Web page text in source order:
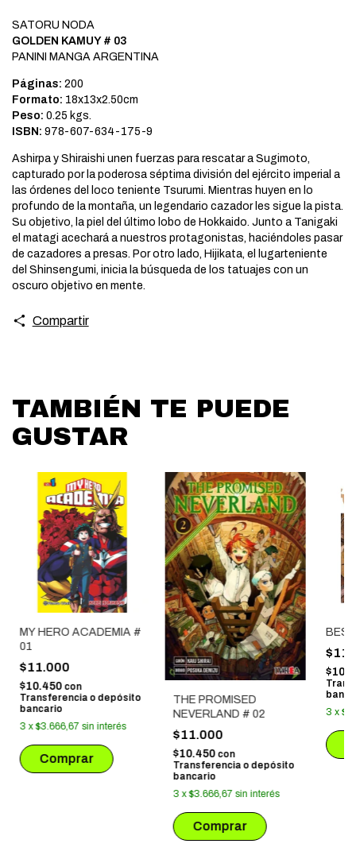
SATORU NODA
GOLDEN KAMUY # 03
PANINI MANGA ARGENTINA
Páginas: 200
Formato: 18x13x2.50cm
Peso: 0.25 kgs.
ISBN: 978-607-634-175-9
Ashirpa y Shiraishi unen fuerzas para rescatar a Sugimoto,
capturado por la poderosa séptima división del ejército imperial a
las órdenes del loco teniente Tsurumi. Mientras huyen en lo
profundo de la montaña, un legendario cazador les sigue la pista.
Su objetivo, la piel del último lobo de Hokkaido. Junto a Tanigaki
el matagi acechará a nuestros protagonistas, haciéndoles pasar
de cazadores a presas. Por otro lado, Hijikata, el lugarteniente
del Shinsengumi, inicia la búsqueda de los tatuajes con un
oscuro objetivo en mente.
Compartir
TAMBIÉN TE PUEDE
GUSTAR
MY HERO ACADEMIA #
01
$11.000
$10.450 con
Transferencia o depósito
bancario
3 x$3.666,67 sin interés
THE PROMISED
NEVERLAND # 02
$11.000
$10.450 con
Transferencia o depósito
bancario
3 x$3.666,67 sin interés
3 x